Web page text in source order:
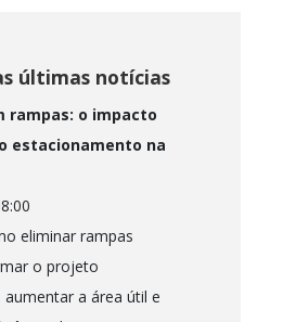
últimas notícias
rampas: o impacto
estacionamento na
eliminar rampas
o projeto
a área útil e